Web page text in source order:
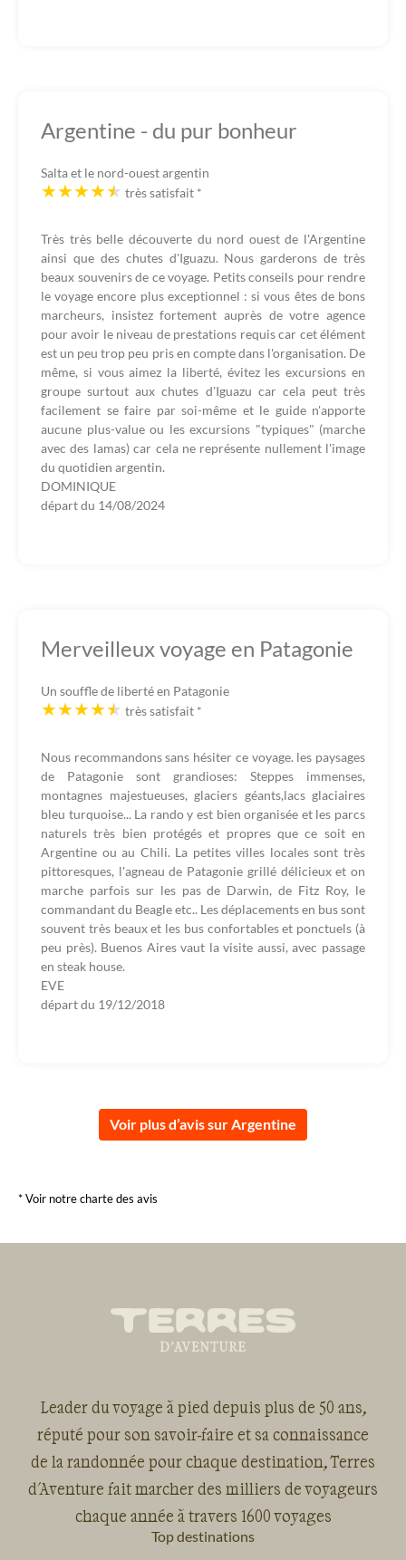
Argentine - du pur bonheur
Salta et le nord-ouest argentin
très satisfait *
Très très belle découverte du nord ouest de l'Argentine
ainsi que des chutes d'Iguazu. Nous garderons de très
beaux souvenirs de ce voyage. Petits conseils pour rendre
le voyage encore plus exceptionnel : si vous êtes de bons
marcheurs, insistez fortement auprès de votre agence
pour avoir le niveau de prestations requis car cet élément
est un peu trop peu pris en compte dans l'organisation. De
même, si vous aimez la liberté, évitez les excursions en
groupe surtout aux chutes d'Iguazu car cela peut très
facilement se faire par soi-même et le guide n'apporte
aucune plus-value ou les excursions "typiques" (marche
avec des lamas) car cela ne représente nullement l'image
du quotidien argentin.
DOMINIQUE
départ du 14/08/2024
Merveilleux voyage en Patagonie
Un souffle de liberté en Patagonie
très satisfait *
Nous recommandons sans hésiter ce voyage. les paysages
de Patagonie sont grandioses: Steppes immenses,
montagnes majestueuses, glaciers géants,lacs glaciaires
bleu turquoise... La rando y est bien organisée et les parcs
naturels très bien protégés et propres que ce soit en
Argentine ou au Chili. La petites villes locales sont très
pittoresques, l'agneau de Patagonie grillé délicieux et on
marche parfois sur les pas de Darwin, de Fitz Roy, le
commandant du Beagle etc.. Les déplacements en bus sont
souvent très beaux et les bus confortables et ponctuels (à
peu près). Buenos Aires vaut la visite aussi, avec passage
en steak house.
EVE
départ du 19/12/2018
Voir plus d’avis sur Argentine
* Voir notre charte des avis
Leader du voyage à pied depuis plus de 50 ans,
réputé pour son savoir-faire et sa connaissance
de la randonnée pour chaque destination, Terres
d'Aventure fait marcher des milliers de voyageurs
chaque année à travers 1600 voyages
Top destinations